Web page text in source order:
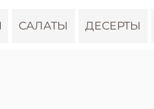
САЛАТЫ ДЕСЕРТЫ